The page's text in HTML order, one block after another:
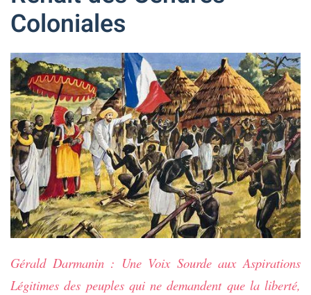
Coloniales
Gérald Darmanin : Une Voix Sourde aux Aspirations
Légitimes des peuples qui ne demandent que la liberté,